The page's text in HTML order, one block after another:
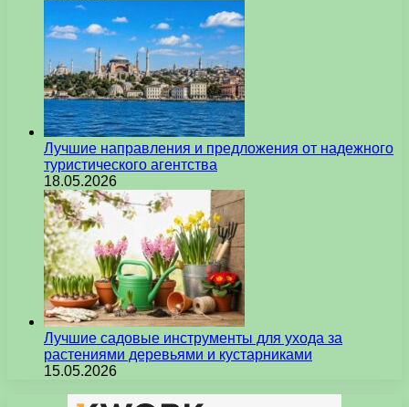
Лучшие направления и предложения от надежного
туристического агентства
18.05.2026
Лучшие садовые инструменты для ухода за
растениями деревьями и кустарниками
15.05.2026